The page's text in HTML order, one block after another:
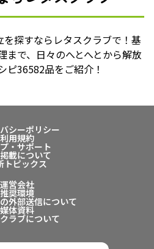
探すならレタスクラブで！基
まで、日々のへとへとから解放
ピ36582品をご紹介！
シーポリシー
利用規約
・サポート
載について
トピックス
運営会社
推奨環境
外部送信について
媒体資料
ラブについて